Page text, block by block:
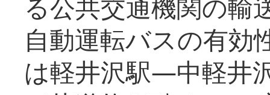
る公共交通機関の輸
自動運転バスの有効
は軽井沢駅―中軽井